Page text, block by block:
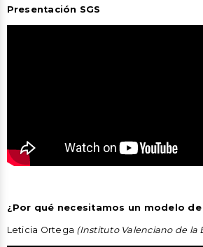
Presentación SGS
¿Por qué necesitamos un modelo
Leticia Ortega (Instituto Valenciano de la